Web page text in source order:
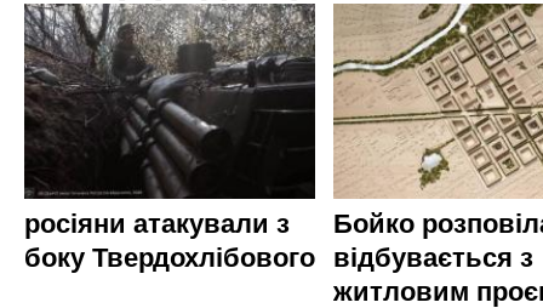
росіяни атакували з
боку Твердохлібового
Бойко
відбувається з
житловим